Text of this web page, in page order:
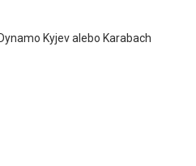
Kyjev alebo Karabach